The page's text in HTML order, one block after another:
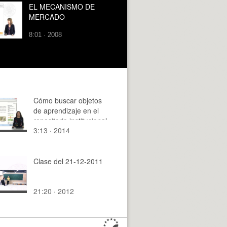
EL MECANISMO DE
MERCADO
8:01 · 2008
Cómo buscar objetos
de aprendizaje en el
repositorio institucional
3:13 · 2014
Clase del 21-12-2011
21:20 · 2012